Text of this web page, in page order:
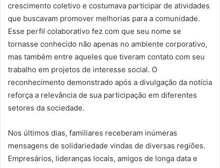
crescimento coletivo e costumava participar de atividades
que buscavam promover melhorias para a comunidade.
Esse perfil colaborativo fez com que seu nome se
tornasse conhecido não apenas no ambiente corporativo,
mas também entre aqueles que tiveram contato com seu
trabalho em projetos de interesse social. O
reconhecimento demonstrado após a divulgação da notícia
reforça a relevância de sua participação em diferentes
setores da sociedade.
Nos últimos dias, familiares receberam inúmeras
mensagens de solidariedade vindas de diversas regiões.
Empresários, lideranças locais, amigos de longa data e